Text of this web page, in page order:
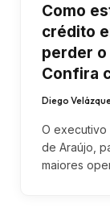
Como
crédito
perder
Confira
Diego
O executivo
de Araújo,
maiores